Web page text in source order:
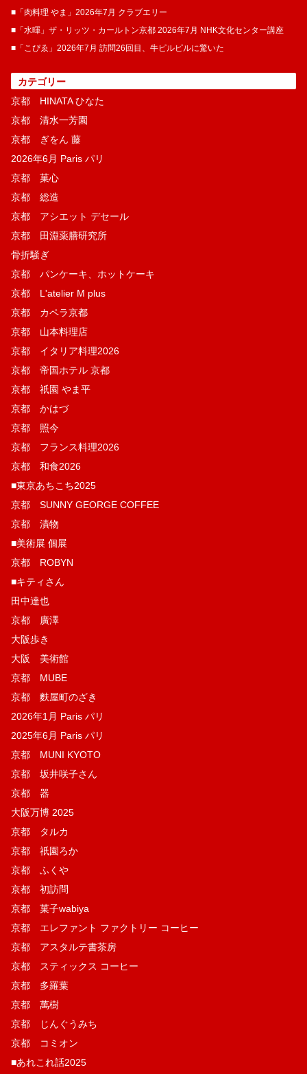
■「肉料理 やま」2026年7月 クラブエリー
■「水暉」ザ・リッツ・カールトン京都 2026年7月 NHK文化センター講座
■「こぴゑ」2026年7月 訪問26回目、牛ピルピルに驚いた
カテゴリー
京都 HINATA ひなた
京都 清水一芳園
京都 ぎをん 藤
2026年6月 Paris パリ
京都 菓​心
京都 総造
京都 アシエット デセール
京都 田淵薬膳研究所
骨折騒ぎ
京都 パンケーキ、ホットケーキ
京都 L'atelier M plus
京都 カペラ京都
京都 山本料理店
京都 イタリア料理2026
京都 帝国ホテル 京都
京都 祇園 やま平
京都 かはづ
京都 照今
京都 フランス料理2026
京都 和食2026
■東京あちこち2025
京都 SUNNY GEORGE COFFEE
京都 漬物
■美術展 個展
京都 ROBYN
■キティさん
田中達也
京都 廣澤
大阪歩き
大阪 美術館
京都 MUBE
京都 麩屋町のざき
2026年1月 Paris パリ
2025年6月 Paris パリ
京都 MUNI KYOTO
京都 坂井咲子さん
京都 器
大阪万博 2025
京都 タルカ
京都 祇園ろか
京都 ふくや
京都 初訪問
京都 菓子wabiya
京都 エレファント ファクトリー コーヒー
京都 アスタルテ書茶房
京都 スティックス コーヒー
京都 多羅葉
京都 萬樹
京都 じんぐうみち
京都 コミオン
■あれこれ話2025